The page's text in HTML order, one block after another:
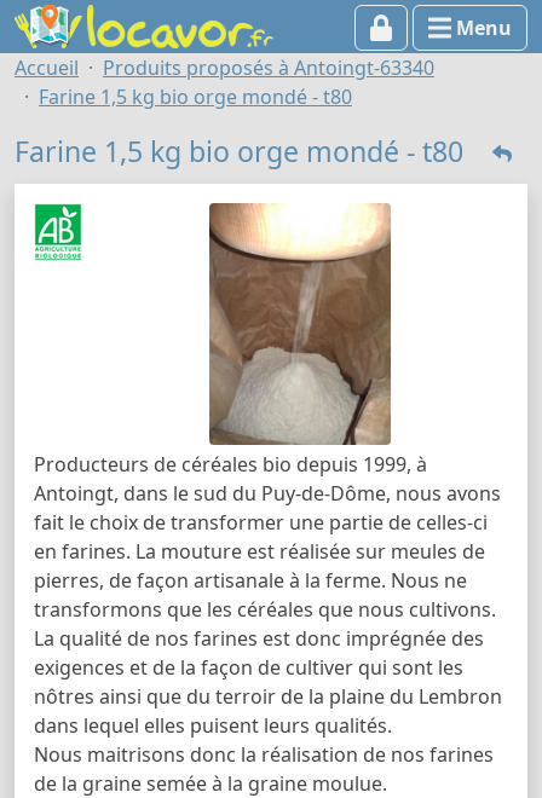
Menu
Accueil
Produits proposés à Antoingt-63340
Farine 1,5 kg bio orge mondé - t80
Farine 1,5 kg bio orge mondé - t80
Producteurs de céréales bio depuis 1999, à
Antoingt, dans le sud du Puy-de-Dôme, nous avons
fait le choix de transformer une partie de celles-ci
en farines. La mouture est réalisée sur meules de
pierres, de façon artisanale à la ferme. Nous ne
transformons que les céréales que nous cultivons.
La qualité de nos farines est donc imprégnée des
exigences et de la façon de cultiver qui sont les
nôtres ainsi que du terroir de la plaine du Lembron
dans lequel elles puisent leurs qualités.
Nous maitrisons donc la réalisation de nos farines
de la graine semée à la graine moulue.